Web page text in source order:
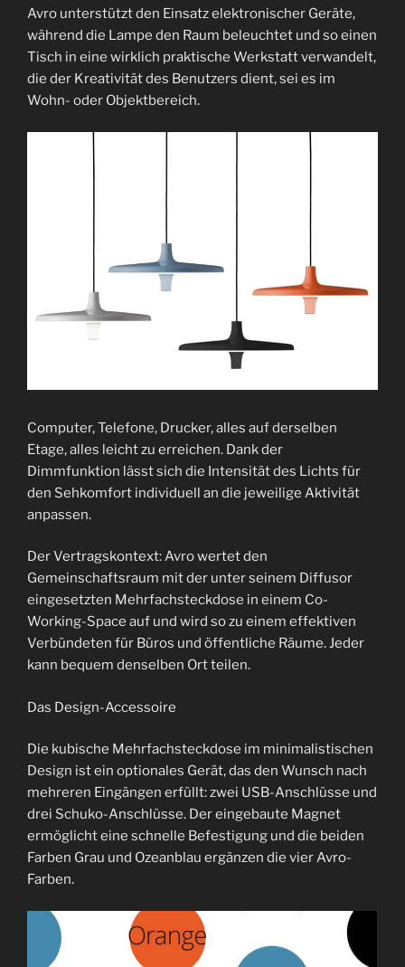
Avro unterstützt den Einsatz elektronischer Geräte,
während die Lampe den Raum beleuchtet und so einen
Tisch in eine wirklich praktische Werkstatt verwandelt,
die der Kreativität des Benutzers dient, sei es im
Wohn- oder Objektbereich.
Computer, Telefone, Drucker, alles auf derselben
Etage, alles leicht zu erreichen. Dank der
Dimmfunktion lässt sich die Intensität des Lichts für
den Sehkomfort individuell an die jeweilige Aktivität
anpassen.
Der Vertragskontext: Avro wertet den
Gemeinschaftsraum mit der unter seinem Diffusor
eingesetzten Mehrfachsteckdose in einem Co-
Working-Space auf und wird so zu einem effektiven
Verbündeten für Büros und öffentliche Räume. Jeder
kann bequem denselben Ort teilen.
Das Design-Accessoire
Die kubische Mehrfachsteckdose im minimalistischen
Design ist ein optionales Gerät, das den Wunsch nach
mehreren Eingängen erfüllt: zwei USB-Anschlüsse und
drei Schuko-Anschlüsse. Der eingebaute Magnet
ermöglicht eine schnelle Befestigung und die beiden
Farben Grau und Ozeanblau ergänzen die vier Avro-
Farben.